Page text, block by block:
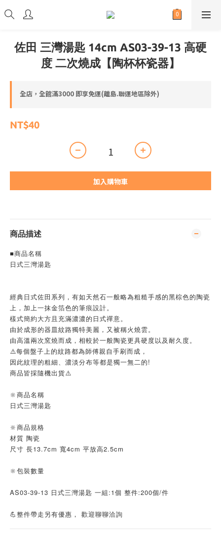
佐田 三灣湯匙 14cm AS03-39-13 高硬
度 二次燒成【陶杯杯瓷器】
全店，全館滿3000 即享免運(離島.聯運地區除外)
NT$40
加入購物車
商品描述
■商品名稱
日式三灣湯匙
經典日式佐田系列，有如天然石一般略為粗糙手感的黑棕色的陶瓷
上，加上一抹金箔色的筆痕設計。
樣式簡約大方且充滿濃濃的日式禪意。
由於成形的器皿紋路獨特美麗，又被稱火燒雲。
由高溫兩次窯燒而成，相較於一般陶瓷更具硬度以及耐久度。
⚠️每個盤子上的紋路都為師傅親自手刷而成，
因此紋理的粗細、濃淡分布等都是獨一無二的!
商品皆採隨機出貨⚠️
🔆商品名稱
日式三灣湯匙
🔆商品規格
材質 陶瓷
尺寸 長13.7cm 寬4cm 平放高2.5cm
🔆包裝數量
AS03-39-13 日式三灣湯匙 一組:1個 整件:200個/件
💪整件帶走另有優惠， 歡迎聊聊洽詢